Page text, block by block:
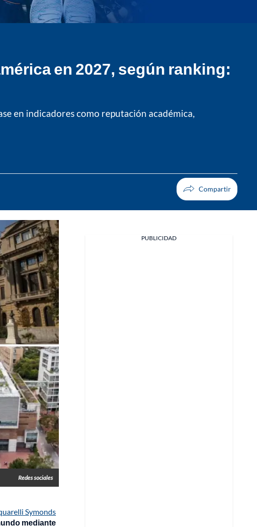
en 2027, según ranking:
en indicadores como reputación académica,
Redes sociales
Symonds
mediante
PUBLICIDAD